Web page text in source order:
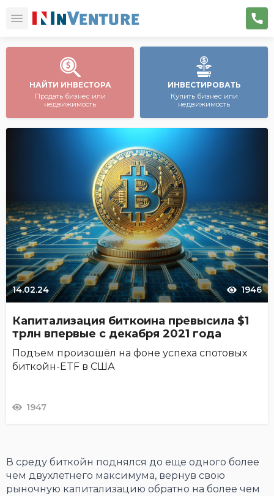
НАЙТИ ИНВЕСТОРА
Продать бизнес или
недвижимость
ИНВЕСТИРОВАТЬ
Купить бизнес или
недвижимость
14.02.24 1946
Капитализация биткоина превысила $1
трлн впервые с декабря 2021 года
Подъем произошёл на фоне успеха спотовых
биткойн-ETF в США
1947
В среду биткойн поднялся до еще одного более
чем двухлетнего максимума, вернув свою
рыночную капитализацию обратно на более чем